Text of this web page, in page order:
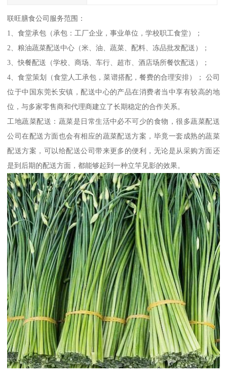
联旺膳食公司服务范围：
1、食堂承包（承包：工厂企业，事业单位，学校职工食堂）；
2、粮油蔬菜配送中心（米、油、蔬菜、配料、冻品批发配送）；
3、快餐配送（学校、商场、车行、超市、酒店场所餐饮配送）；
4、食堂策划（食堂人工承包，菜谱搭配，餐费的合理安排）； 公司
位于中国东莞长安镇，配送中心的产品在消费者当中享有较高的地
位，与多家零售商和代理商建立了长期稳定的合作关系。
工地蔬菜配送：蔬菜是日常生活中必不可少的食物，很多蔬菜配送
公司在配送方面也会有相应的蔬菜配送方案，毕竟一套成熟的蔬菜
配送方案，可以给配送公司带来更多的便利，无论是从采购方面还
是到后期的配送方面，都能够起到一种立竿见影的效果。